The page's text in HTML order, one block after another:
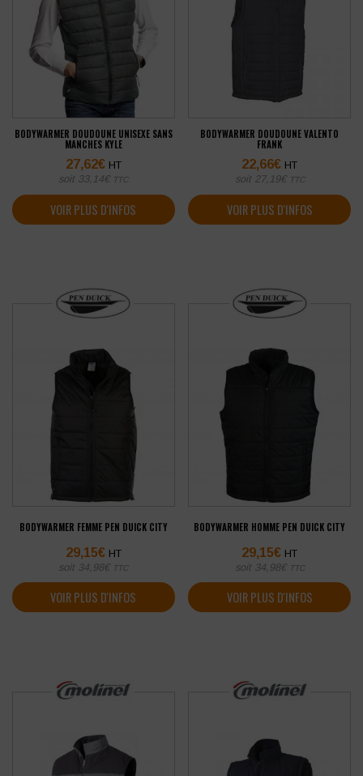
BODYWARMER DOUDOUNE UNISEXE SANS
MANCHES KYLE
27,62€ HT
soit 33,14€ TTC
VOIR PLUS D'INFOS
BODYWARMER DOUDOUNE VALENTO
FRANK
22,66€ HT
soit 27,19€ TTC
VOIR PLUS D'INFOS
BODYWARMER FEMME PEN DUICK CITY
29,15€ HT
soit 34,98€ TTC
VOIR PLUS D'INFOS
BODYWARMER HOMME PEN DUICK CITY
29,15€ HT
soit 34,98€ TTC
VOIR PLUS D'INFOS